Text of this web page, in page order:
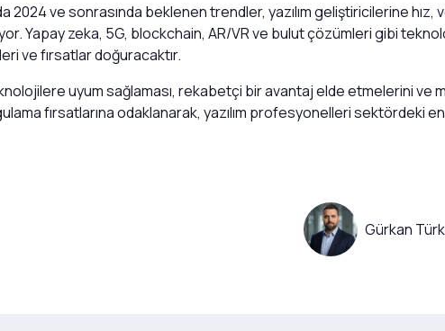
2024 ve sonrasında beklenen trendler, yazılım geliştiricilerine hız,
Yapay zeka, 5G, blockchain, AR/VR ve bulut çözümleri gibi
ve fırsatlar doğuracaktır.
uyum sağlaması, rekabetçi bir avantaj elde etmelerini ve
fırsatlarına odaklanarak, yazılım profesyonelleri sektördeki
Gürkan